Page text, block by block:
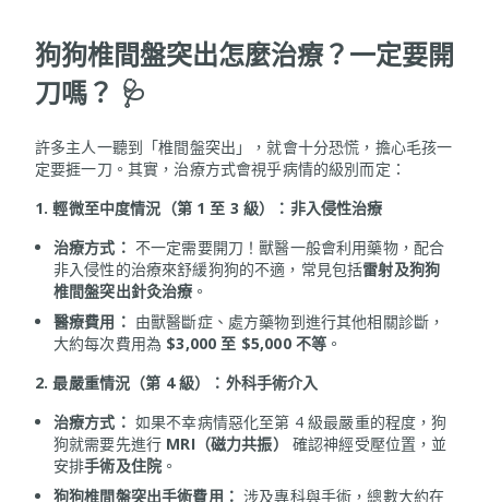
狗狗椎間盤突出怎麼治療？一定要開
刀嗎？ 🩺
許多主人一聽到「椎間盤突出」，就會十分恐慌，擔心毛孩一
定要捱一刀。其實，治療方式會視乎病情的級別而定：
1. 輕微至中度情況（第 1 至 3 級）：非入侵性治療
治療方式： 不一定需要開刀！獸醫一般會利用藥物，配合
非入侵性的治療來舒緩狗狗的不適，常見包括雷射及狗狗
椎間盤突出針灸治療 。
醫療費用： 由獸醫斷症、處方藥物到進行其他相關診斷，
大約每次費用為 $3,000 至 $5,000 不等 。
2. 最嚴重情況（第 4 級）：外科手術介入
治療方式： 如果不幸病情惡化至第 4 級最嚴重的程度，狗
狗就需要先進行 MRI（磁力共振）
確認神經受壓位置，並
安排手術及住院 。
狗狗椎間盤突出手術費用： 涉及專科與手術，總數大約在